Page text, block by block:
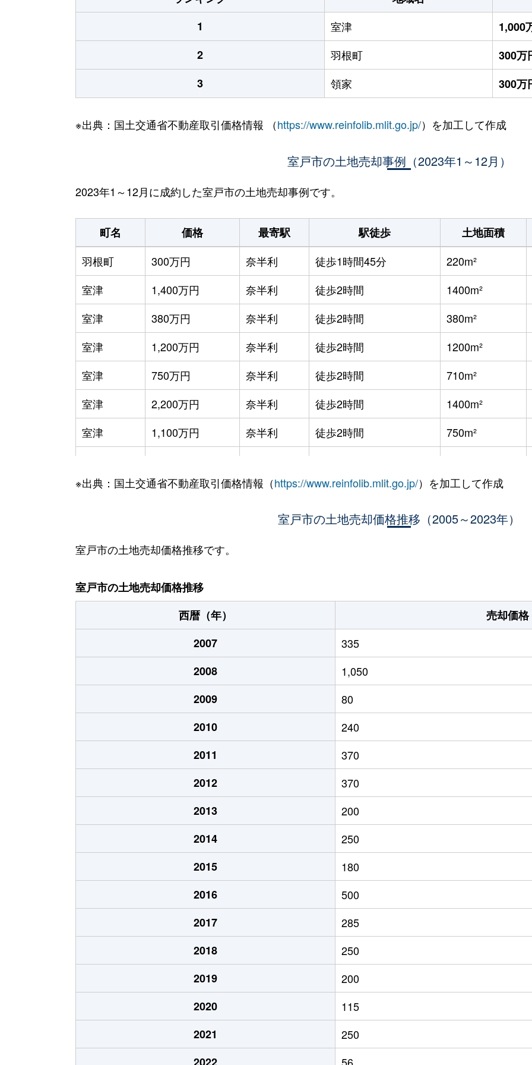
1
室津
1,000
2
羽根町
300万
3
領家 300万
※出典：国土交通省不動産取引価格情報 （https://www.reinfolib.mlit.go.jp/）を加工して作成
室戸市の土地売却事例（2023年1～12月）
2023年1～12月に成約した室戸市の土地売却事例です。
町名 価格 最寄駅 駅徒歩 土地面積
羽根町
300万円 奈半利 徒歩1時間45分 220m²
室津
1,400万円 奈半利 徒歩2時間 1400m²
室津
380万円 奈半利 徒歩2時間 380m²
室津
1,200万円 奈半利 徒歩2時間 1200m²
室津
750万円 奈半利 徒歩2時間 710m²
室津
2,200万円 奈半利 徒歩2時間 1400m²
室津
1,100万円 奈半利 徒歩2時間 750m²
室津
210万円 奈半利 徒歩2時間 210m²
徒歩2時間 100m²
室津
900万円
※出典：国土交通省不動産取引価格情報（https://www.reinfolib.mlit.go.jp/）を加工して作成
室戸市の土地売却価格推移（2005～2023年）
室戸市の土地売却価格推移です。
室戸市の土地売却価格推移
西暦（年）
売却価格
2007
335
2008
1,050
2009
80
2010
240
2011
370
2012
370
2013
200
2014
250
2015
180
2016
500
2017
285
2018
250
2019
200
2020
115
2021
250
2022
56